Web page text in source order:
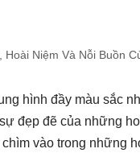
Niệm Và Nỗi Buồn
hình đầy màu sắc
đẹp đẽ của những
vào trong những